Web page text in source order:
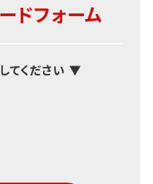
ドフォーム
てください ▼